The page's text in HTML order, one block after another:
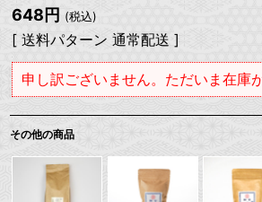
648円 (税込)
[ 送料パターン 通常配送 ]
申し訳ございません。ただいま在庫
その他の商品